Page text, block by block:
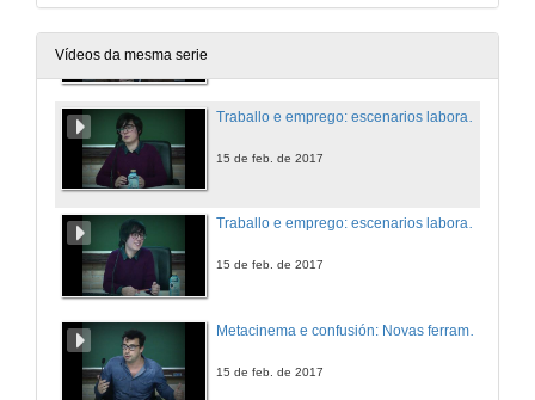
Vídeos da mesma serie
Presentación
15 de feb. de 2017
Traballo e emprego: escenarios laborais femininos en Los lunes al sol. Turno de preguntas
15 de feb. de 2017
15 de feb. de 2017